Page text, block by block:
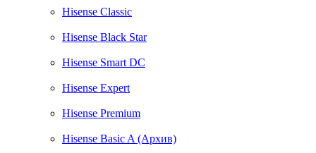
Hisense Classic
Hisense Black Star
Hisense Smart DC
Hisense Expert
Hisense Premium
Hisense Basic A (Архив)